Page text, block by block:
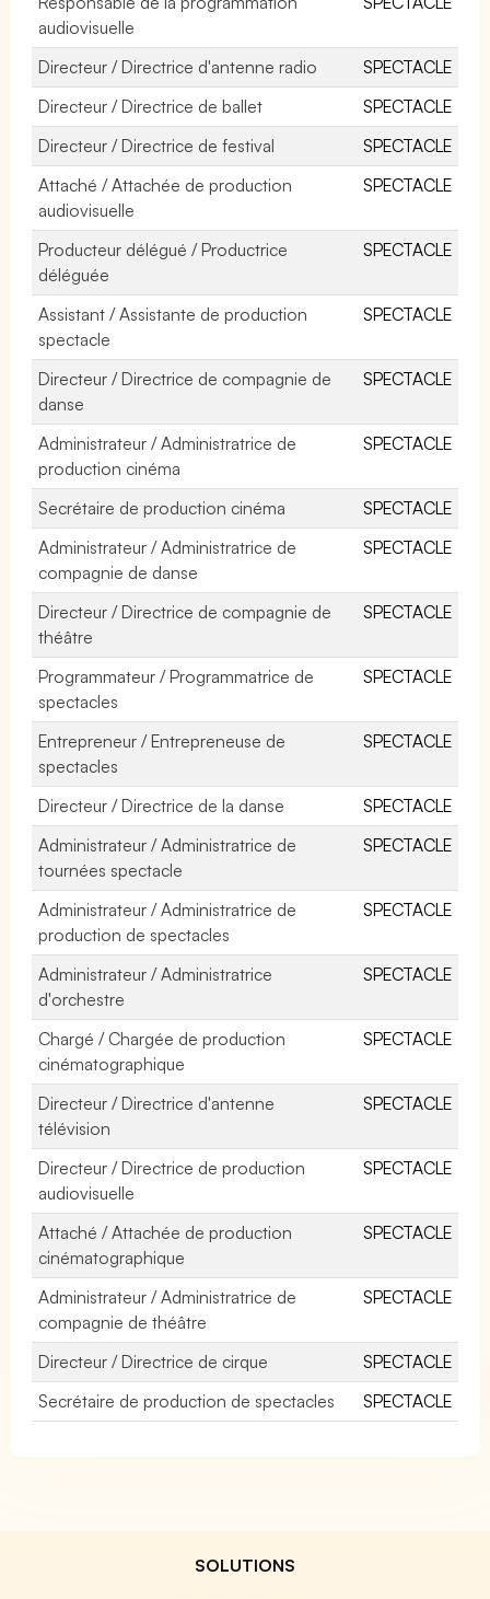
audiovisuelle
Directeur / Directrice d'antenne radio
SPECTACLE
Directeur / Directrice de ballet
SPECTACLE
Directeur / Directrice de festival
SPECTACLE
Attaché / Attachée de production
audiovisuelle
SPECTACLE
Producteur délégué / Productrice
déléguée
SPECTACLE
Assistant / Assistante de production
spectacle
SPECTACLE
Directeur / Directrice de compagnie de
danse
SPECTACLE
Administrateur / Administratrice de
production cinéma
SPECTACLE
Secrétaire de production cinéma
SPECTACLE
Administrateur / Administratrice de
compagnie de danse
SPECTACLE
Directeur / Directrice de compagnie de
théâtre
SPECTACLE
Programmateur / Programmatrice de
spectacles
SPECTACLE
Entrepreneur / Entrepreneuse de
spectacles
SPECTACLE
Directeur / Directrice de la danse
SPECTACLE
Administrateur / Administratrice de
tournées spectacle
SPECTACLE
Administrateur / Administratrice de
production de spectacles
SPECTACLE
Administrateur / Administratrice
d'orchestre
SPECTACLE
Chargé / Chargée de production
cinématographique
SPECTACLE
Directeur / Directrice d'antenne
télévision
SPECTACLE
Directeur / Directrice de production
audiovisuelle
SPECTACLE
Attaché / Attachée de production
cinématographique
SPECTACLE
Administrateur / Administratrice de
compagnie de théâtre
SPECTACLE
Directeur / Directrice de cirque
SPECTACLE
Secrétaire de production de spectacles
SPECTACLE
SOLUTIONS